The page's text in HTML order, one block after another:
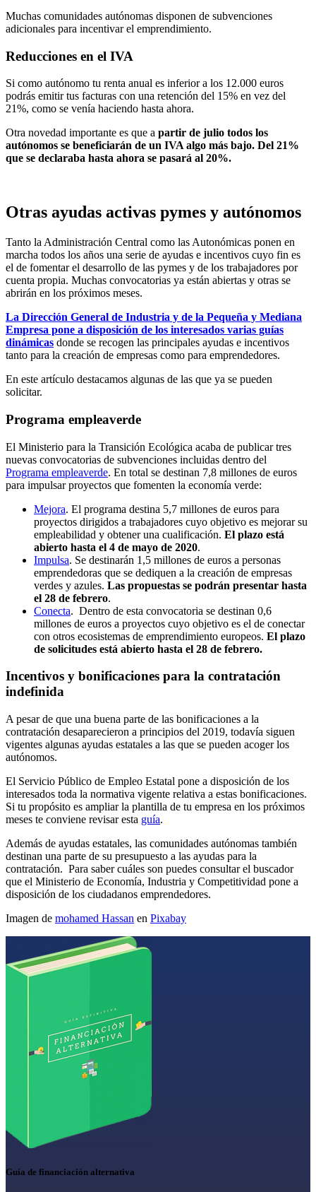
Muchas comunidades autónomas disponen de subvenciones
adicionales para incentivar el emprendimiento.
Reducciones en el IVA
Si como autónomo tu renta anual es inferior a los 12.000 euros
podrás emitir tus facturas con una retención del 15% en vez del
21%, como se venía haciendo hasta ahora.
Otra novedad importante es que a partir de julio todos los
autónomos se beneficiarán de un IVA algo más bajo. Del 21%
que se declaraba hasta ahora se pasará al 20%.
Otras ayudas activas pymes y autónomos
Tanto la Administración Central como las Autonómicas ponen en
marcha todos los años una serie de ayudas e incentivos cuyo fin es
el de fomentar el desarrollo de las pymes y de los trabajadores por
cuenta propia. Muchas convocatorias ya están abiertas y otras se
abrirán en los próximos meses.
La Dirección General de Industria y de la Pequeña y Mediana
Empresa pone a disposición de los interesados varias guías
dinámicas donde se recogen las principales ayudas e incentivos
tanto para la creación de empresas como para emprendedores.
En este artículo destacamos algunas de las que ya se pueden
solicitar.
Programa empleaverde
El Ministerio para la Transición Ecológica acaba de publicar tres
nuevas convocatorias de subvenciones incluidas dentro del
Programa empleaverde. En total se destinan 7,8 millones de euros
para impulsar proyectos que fomenten la economía verde:
Mejora. El programa destina 5,7 millones de euros para
proyectos dirigidos a trabajadores cuyo objetivo es mejorar su
empleabilidad y obtener una cualificación. El plazo está
abierto hasta el 4 de mayo de 2020.
Impulsa. Se destinarán 1,5 millones de euros a personas
emprendedoras que se dediquen a la creación de empresas
verdes y azules. Las propuestas se podrán presentar hasta
el 28 de febrero.
Conecta. Dentro de esta convocatoria se destinan 0,6
millones de euros a proyectos cuyo objetivo es el de conectar
con otros ecosistemas de emprendimiento europeos. El plazo
de solicitudes está abierto hasta el 28 de febrero.
Incentivos y bonificaciones para la contratación
indefinida
A pesar de que una buena parte de las bonificaciones a la
contratación desaparecieron a principios del 2019, todavía siguen
vigentes algunas ayudas estatales a las que se pueden acoger los
autónomos.
El Servicio Público de Empleo Estatal pone a disposición de los
interesados toda la normativa vigente relativa a estas bonificaciones.
Si tu propósito es ampliar la plantilla de tu empresa en los próximos
meses te conviene revisar esta guía.
Además de ayudas estatales, las comunidades autónomas también
destinan una parte de su presupuesto a las ayudas para la
contratación. Para saber cuáles son puedes consultar el buscador
que el Ministerio de Economía, Industria y Competitividad pone a
disposición de los ciudadanos emprendedores.
Imagen de mohamed Hassan en Pixabay
Guía de financiación alternativa